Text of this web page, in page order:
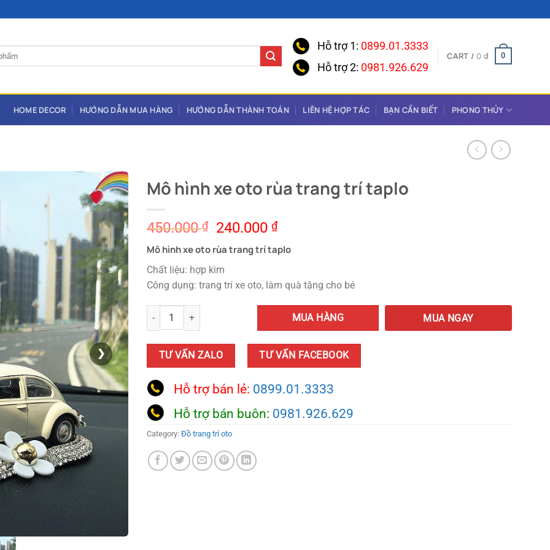
Hỗ trợ 1: 0899.01.3333
Hỗ trợ 2: 0981.926.629
CART / 0 ₫ 0
HOME DECOR HƯỚNG DẪN MUA HÀNG HƯỚNG DẪN THÀNH TOÁN LIÊN HỆ HỢP TÁC BẠN CẦN BIẾT PHONG THỦY
❯
Mô hình xe oto rùa trang trí taplo
450.000₫
Original
price
was:
450.000 ₫.
240.000₫Current
price
is:
Mô hình xe oto rùa trang trí taplo
Chất liệu: hợp kim
Công dụng: trang trí xe oto, làm quà tặng cho bé
Mô hình xe oto rùa trang trí taplo quantity
MUA HÀNG MUA NGAY
TƯ VẤN ZALO TƯ VẤN FACEBOOK
Hỗ trợ bán lẻ: 0899.01.3333
Hỗ trợ bán buôn: 0981.926.629
Category: Đồ trang trí oto